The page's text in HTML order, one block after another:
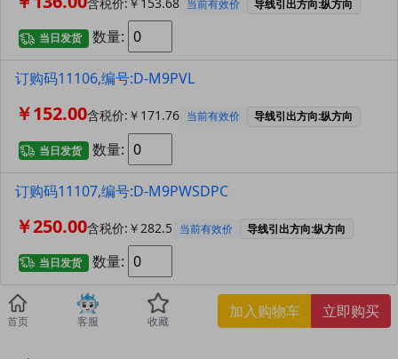
当前有效价 导线引出方向:纵方向
当日发货 数量:
订购码11106,编号:D-M9PVL
￥152.00含税价:￥171.76 当前有效价 导线引出方向:纵方向
当日发货 数量:
订购码11107,编号:D-M9PWSDPC
￥250.00含税价:￥282.5 当前有效价 导线引出方向:纵方向
当日发货 数量:
首页 客服 收藏
加入购物车 立即购买